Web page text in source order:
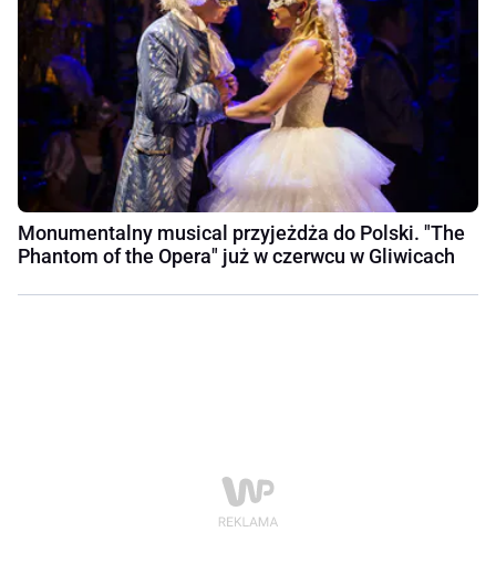
Monumentalny musical przyjeżdża do Polski. "The
Phantom of the Opera" już w czerwcu w Gliwicach